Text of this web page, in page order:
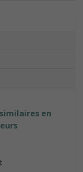
en